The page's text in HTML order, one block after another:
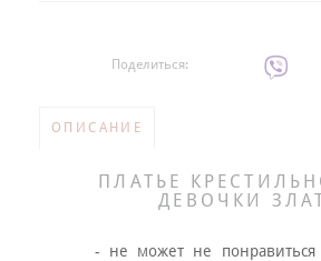
Поделиться:
ОПИСАНИЕ
ПЛАТЬЕ
ДЕВОЧКИ
- не может не